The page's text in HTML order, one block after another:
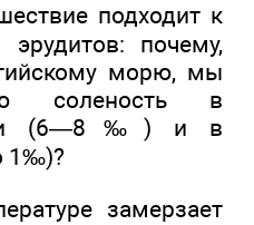
подходит к
почему,
морю, мы
соленость в
(6—8‰) и в
1‰)?
замерзает